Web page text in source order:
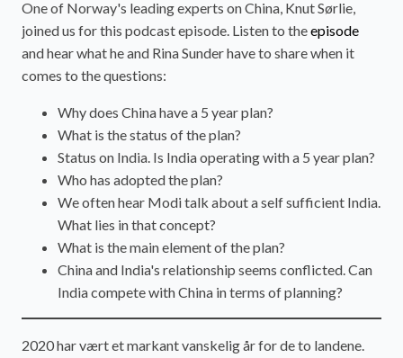
One of Norway's leading experts on China, Knut Sørlie,
joined us for this podcast episode. Listen to theepisode
and hear what he and Rina Sunder have to share when it
comes to the questions:
Why does China have a 5 year plan?
What is the status of the plan?
Status on India. Is India operating with a 5 year plan?
Who has adopted the plan?
We often hear Modi talk about a self sufficient India.
What lies in that concept?
What is the main element of the plan?
China and India's relationship seems conflicted. Can
India compete with China in terms of planning?
2020 har vært et markant vanskelig år for de to landene.